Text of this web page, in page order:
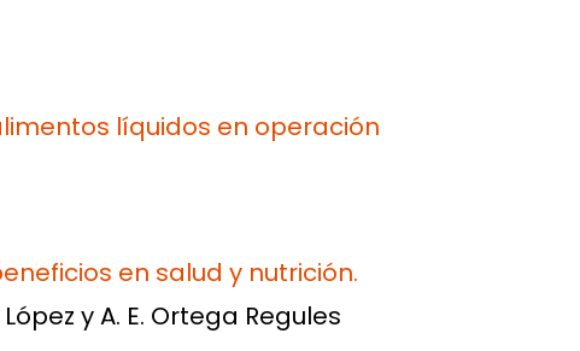
líquidos en operación
en salud y nutrición.
y A. E. Ortega Regules